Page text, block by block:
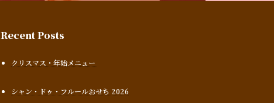
Recent Posts
クリスマス・年始メニュー
シャン・ドゥ・フルールおせち 2026